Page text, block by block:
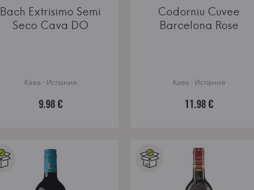
Bach Extrisimo Semi
Seco Cava DO
Кава · Испания
9.98 €
Codorniu Cuvee
Barcelona Rose
Кава · Испания
11.98 €